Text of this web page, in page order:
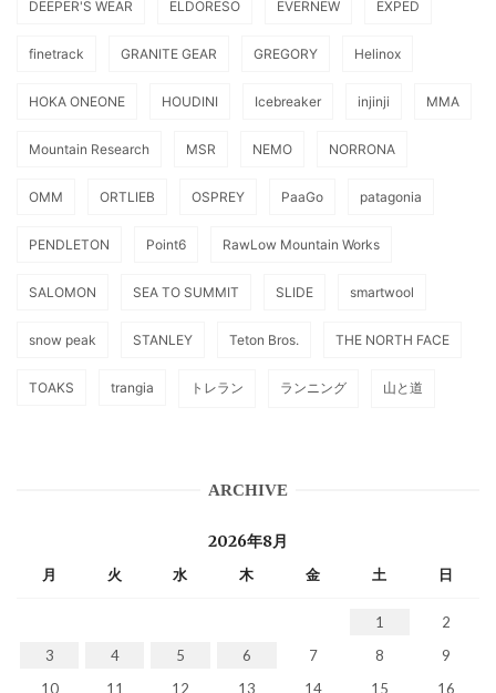
DEEPER'S WEAR ELDORESO EVERNEW EXPED
finetrack GRANITE GEAR GREGORY Helinox
HOKA ONEONE HOUDINI Icebreaker injinji MMA
Mountain Research MSR NEMO NORRONA
OMM ORTLIEB OSPREY PaaGo patagonia
PENDLETON Point6 RawLow Mountain Works
SALOMON SEA TO SUMMIT SLIDE smartwool
snow peak STANLEY Teton Bros. THE NORTH FACE
TOAKS trangia トレラン ランニング 山と道
ARCHIVE
2026年8月
月 火 水 木 金 土 日
1
2
3
4 5 6 7 8
9
10
11 12 13 14 15
16